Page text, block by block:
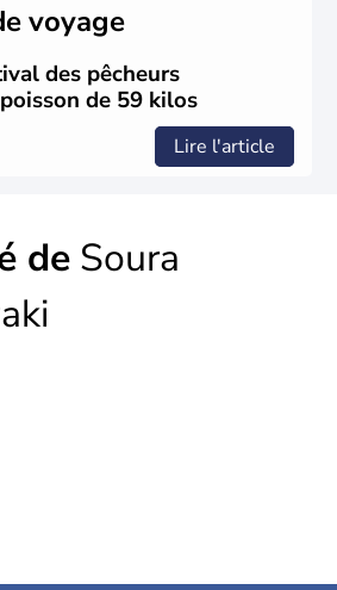
voyage
des pêcheurs
de 59 kilos
Lire l'article
de Soura